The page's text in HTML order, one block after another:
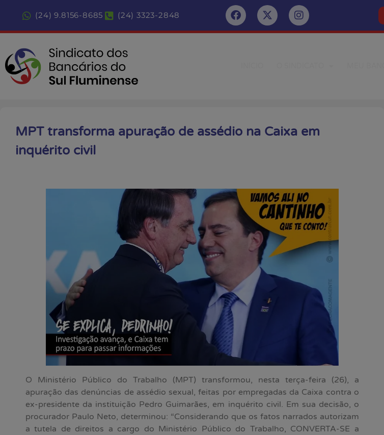
(24) 9.8156-8685 (24) 3323-2848
MPT transforma apuração de assédio na Caixa em
inquérito civil
O Ministério Público do Trabalho (MPT) transformou, nesta terça-feira (26), a
apuração das denúncias de assédio sexual, feitas por empregadas da Caixa contra o
ex-presidente da instituição Pedro Guimarães, em inquérito civil. Em sua decisão, o
procurador Paulo Neto, determinou: “Considerando que os fatos narrados autorizam
a tutela de direitos a cargo do Ministério Público do Trabalho, CONVERTA-SE a